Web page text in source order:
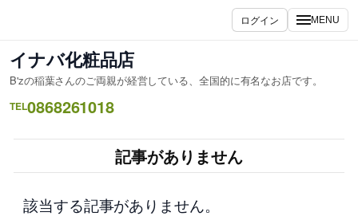
ス
キ
ッ
ログイン MENU
イナバ化粧品店
B'zの稲葉さんのご両親が経営している、全国的に有名なお店です。
TEL0868261018
記事がありません
該当する記事がありません。